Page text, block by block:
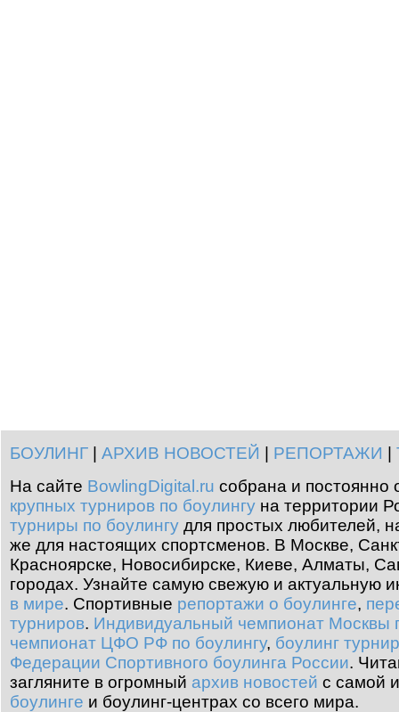
БОУЛИНГ АРХИВ НОВОСТЕЙ РЕПОРТАЖИ
На сайте BowlingDigital.ru собрана и постоянно
крупных турниров по боулингу на территории
турниры по боулингу для простых любителей,
же для настоящих спортсменов. В Москве,
Красноярске, Новосибирске, Киеве, Алматы,
городах. Узнайте самую свежую и
в мире. Спортивные репортажи о боулинге,
турниров. Индивидуальный чемпионат Москвы
чемпионат ЦФО РФ по боулингу, боулинг
Федерации Спортивного боулинга России.
загляните в огромный архив новостей с самой
боулинге и боулинг-центрах со всего мира.